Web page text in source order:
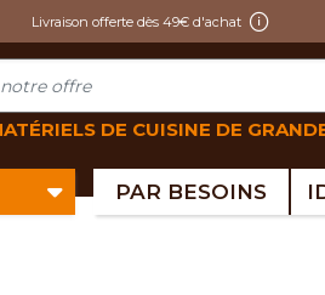
Livraison offerte dès 49€ d'achat
DE CUISINE DE
PAR BESOINS